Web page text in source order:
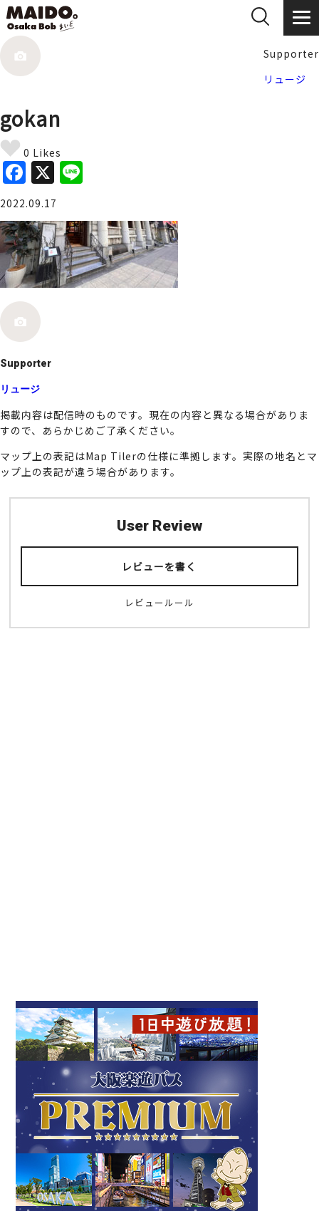
Supporter
リュージ
gokan
0 Likes
F
a
c
e
b
o
o
k
X
e
2022.09.17
Supporter
リュージ
掲載内容は配信時のものです。現在の内容と異なる場合がありま
すので、あらかじめご了承ください。
マップ上の表記はMap Tilerの仕様に準拠します。実際の地名とマ
ップ上の表記が違う場合があります。
User Review
レビューを書く
レビュールール